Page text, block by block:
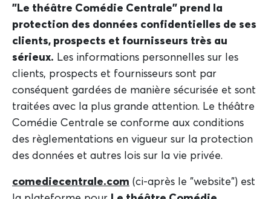
"Le théâtre Comédie Centrale" prend la
protection des données confidentielles de ses
clients, prospects et fournisseurs très au
sérieux. Les informations personnelles sur les
clients, prospects et fournisseurs sont par
conséquent gardées de manière sécurisée et sont
traitées avec la plus grande attention. Le théâtre
Comédie Centrale se conforme aux conditions
des règlementations en vigueur sur la protection
des données et autres lois sur la vie privée.
comediecentrale.com (ci-après le "website") est